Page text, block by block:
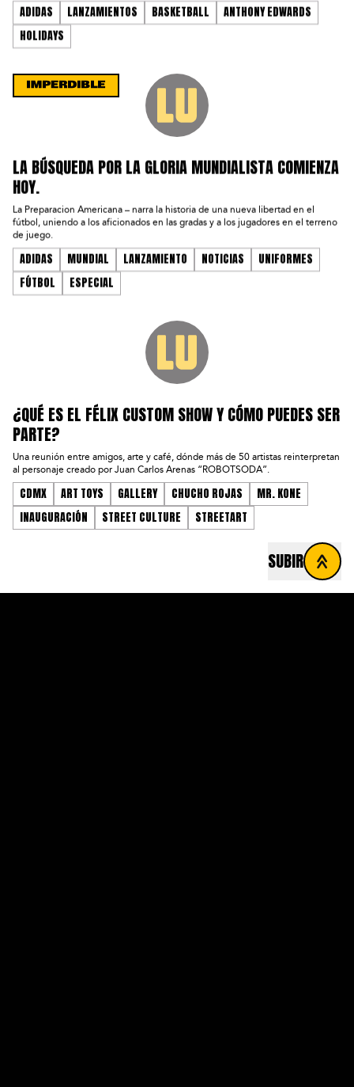
ADIDAS LANZAMIENTOS BASKETBALL
ANTHONY EDWARDS
HOLIDAYS
LA BÚSQUEDA POR LA GLORIA MUNDIALISTA COMIENZA
HOY.
La Preparacion Americana – narra la historia de una nueva libertad en el
fútbol, ​​uniendo a los aficionados en las gradas y a los jugadores en el terreno
de juego.
ADIDAS MUNDIAL LANZAMIENTO NOTICIAS
UNIFORMES
FÚTBOL
ESPECIAL
¿QUÉ ES EL FÉLIX CUSTOM SHOW Y CÓMO PUEDES SER
PARTE?
Una reunión entre amigos, arte y café, dónde más de 50 artistas reinterpretan
al personaje creado por Juan Carlos Arenas “ROBOTSODA”.
CDMX ART TOYS GALLERY CHUCHO ROJAS
MR. KONE
INAUGURACIÓN
STREET CULTURE STREETART
SUBIR